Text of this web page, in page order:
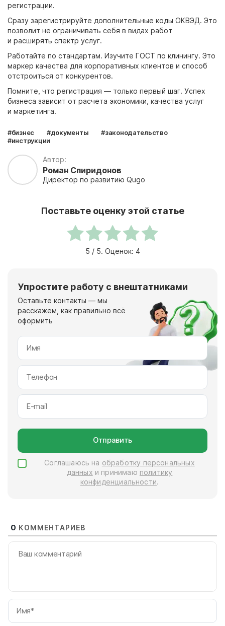
регистрации.
Сразу зарегистрируйте дополнительные коды ОКВЭД. Это
позволит не ограничивать себя в видах работ
и расширять спектр услуг.
Работайте по стандартам. Изучите ГОСТ по клинингу. Это
маркер качества для корпоративных клиентов и способ
отстроиться от конкурентов.
Помните, что регистрация — только первый шаг. Успех
бизнеса зависит от расчета экономики, качества услуг
и маркетинга.
#бизнес #документы
#законодательство
#инструкции
Автор:
Роман Спиридонов
Директор по развитию Qugo
Поставьте оценку этой статье
5 / 5. Оценок: 4
Упростите работу с внештатниками
Оставьте контакты — мы
расскажем, как правильно всё
оформить
Отправить
Соглашаюсь на обработку персональных
данных и принимаю политику
конфиденциальности.
0 КОММЕНТАРИЕВ